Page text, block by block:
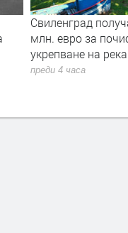
Съдът в Хасково
ареста турски
присъда за
над дете и нощно